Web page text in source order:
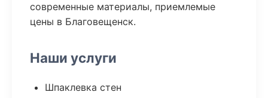
современные материалы, приемлемые
цены в Благовещенск.
Наши услуги
Шпаклевка стен